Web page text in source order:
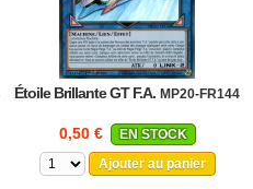
Étoile Brillante GT F.A. MP20-FR144
0,50 €
EN STOCK
Ajouter au panier